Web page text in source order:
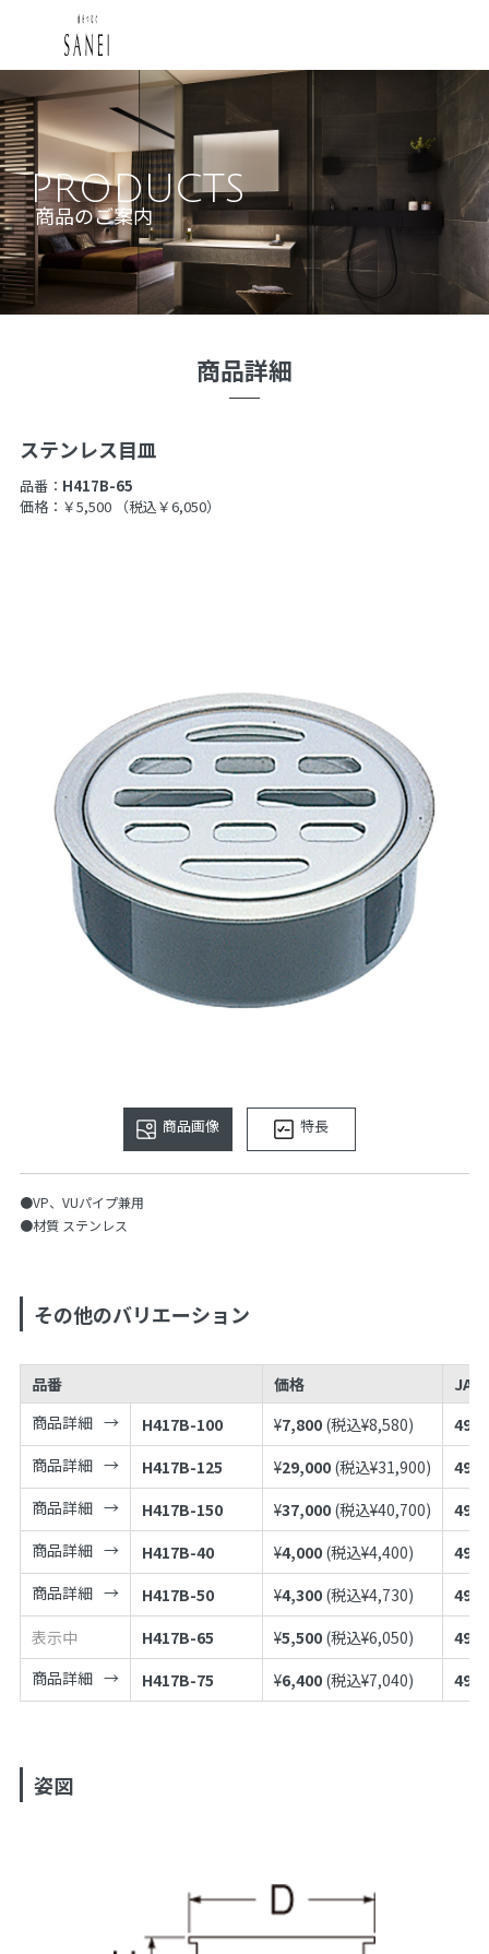
PRODUCTS
商品のご案内
商品詳細
ステンレス目皿
品番： H417B-65
価格：￥5,500
（税込￥6,050）
商品画像 特長
●VP、VUパイプ兼用
●材質 ステンレス
その他のバリエーション
品番 価格
JAN
商品詳細
H417B-100 ¥7,800 (税込¥8,580)
商品詳細
H417B-125 ¥29,000 (税込¥31,900)
商品詳細
H417B-150 ¥37,000 (税込¥40,700)
商品詳細
H417B-40 ¥4,000 (税込¥4,400)
商品詳細
H417B-50 ¥4,300 (税込¥4,730)
表示中
H417B-65 ¥5,500 (税込¥6,050)
商品詳細
H417B-75 ¥6,400 (税込¥7,040)
姿図